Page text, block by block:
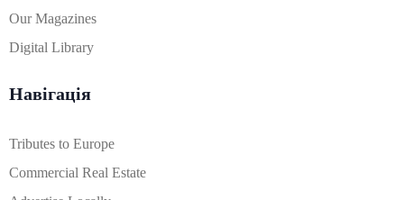
Our Magazines
Digital Library
Навігація
Tributes to Europe
Commercial Real Estate